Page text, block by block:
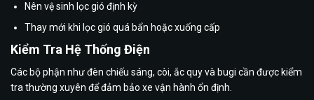
Nên vệ sinh lọc gió định kỳ
Thay mới khi lọc gió quá bẩn hoặc xuống cấp
Kiểm Tra Hệ Thống Điện
Các bộ phận như đèn chiếu sáng, còi, ắc quy và bugi cần được kiểm
tra thường xuyên để đảm bảo xe vận hành ổn định.